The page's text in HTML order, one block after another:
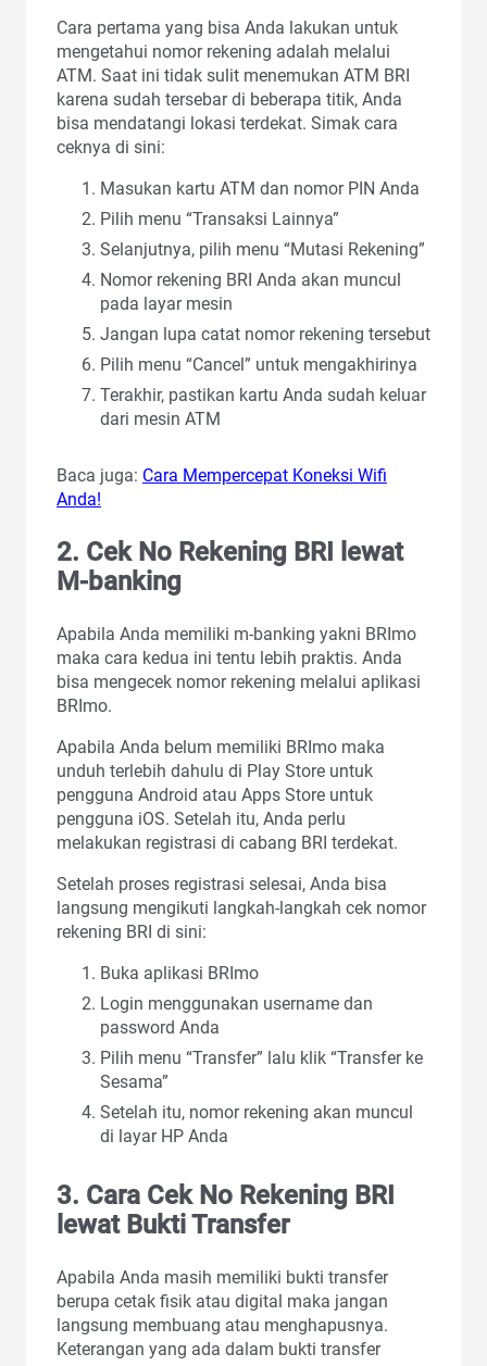
Cara pertama yang bisa Anda lakukan untuk
mengetahui nomor rekening adalah melalui
ATM. Saat ini tidak sulit menemukan ATM BRI
karena sudah tersebar di beberapa titik, Anda
bisa mendatangi lokasi terdekat. Simak cara
ceknya di sini:
Masukan kartu ATM dan nomor PIN Anda
Pilih menu “Transaksi Lainnya”
Selanjutnya, pilih menu “Mutasi Rekening”
Nomor rekening BRI Anda akan muncul
pada layar mesin
Jangan lupa catat nomor rekening tersebut
Pilih menu “Cancel” untuk mengakhirinya
Terakhir, pastikan kartu Anda sudah keluar
dari mesin ATM
Baca juga: Cara Mempercepat Koneksi Wifi
Anda!
2. Cek No Rekening BRI lewat
M-banking
Apabila Anda memiliki m-banking yakni BRImo
maka cara kedua ini tentu lebih praktis. Anda
bisa mengecek nomor rekening melalui aplikasi
BRImo.
Apabila Anda belum memiliki BRImo maka
unduh terlebih dahulu di Play Store untuk
pengguna Android atau Apps Store untuk
pengguna iOS. Setelah itu, Anda perlu
melakukan registrasi di cabang BRI terdekat.
Setelah proses registrasi selesai, Anda bisa
langsung mengikuti langkah-langkah cek nomor
rekening BRI di sini:
Buka aplikasi BRImo
Login menggunakan username dan
password Anda
Pilih menu “Transfer” lalu klik “Transfer ke
Sesama”
Setelah itu, nomor rekening akan muncul
di layar HP Anda
3. Cara Cek No Rekening BRI
lewat Bukti Transfer
Apabila Anda masih memiliki bukti transfer
berupa cetak fisik atau digital maka jangan
langsung membuang atau menghapusnya.
Keterangan yang ada dalam bukti transfer